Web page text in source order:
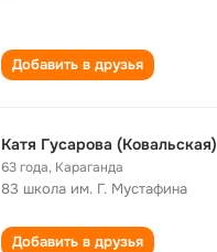
Добавить в друзья
Катя Гусарова (Ковальская)
63 года, Караганда
83 школа им. Г. Мустафина
Добавить в друзья